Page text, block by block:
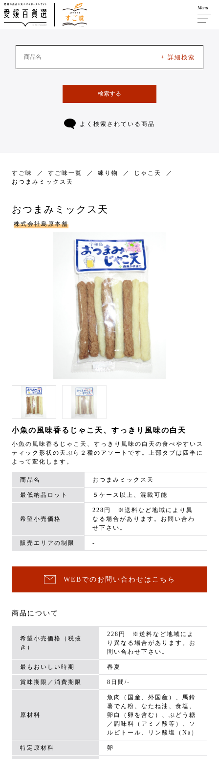
Menu
+ 詳細検索
検索する
よく検索されている商品
すご味 すご味一覧 練り物
じゃこ天
おつまみミックス天
おつまみミックス天
株式会社島原本舗
小魚の風味香るじゃこ天、すっきり風味の白天
小魚の風味香るじゃこ天、すっきり風味の白天の食べやすいス
ティック形状の天ぷら２種のアソートです。上部タブは四季に
よって変化します。
商品名 おつまみミックス天
最低納品ロット ５ケース以上、混載可能
希望小売価格
228円 ※送料など地域により異
なる場合があります。お問い合わ
せ下さい。
販売エリアの制限 -
WEBでのお問い合わせはこちら
商品について
希望小売価格（税抜
き）
228円 ※送料など地域によ
り異なる場合があります。お
問い合わせ下さい。
最もおいしい時期 春夏
賞味期限／消費期限 8日間/-
原材料
魚肉（国産、外国産）、馬鈴
薯でん粉、なたね油、食塩、
卵白（卵を含む）、ぶどう糖
／調味料（アミノ酸等）、ソ
ルビトール、リン酸塩（Na）
特定原材料 卵